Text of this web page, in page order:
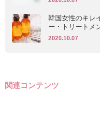
韓国女性のキレ
ー・トリートメ
2020.10.07
関連コンテンツ